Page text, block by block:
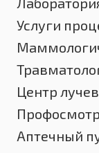
Услуги
Центр
Аптечный